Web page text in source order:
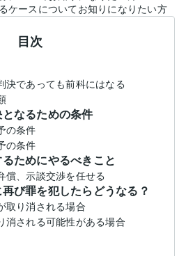
ケースについてお知りになりたい方
目次
決であっても前科にはなる
なるための条件
の条件
の条件
ためにやるべきこと
償、示談交渉を任せる
び罪を犯したらどうなる？
取り消される場合
消される可能性がある場合